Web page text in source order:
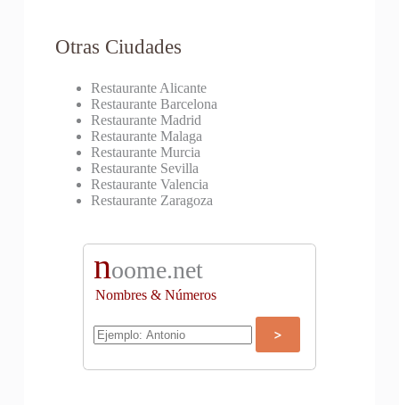
Otras Ciudades
Restaurante Alicante
Restaurante Barcelona
Restaurante Madrid
Restaurante Malaga
Restaurante Murcia
Restaurante Sevilla
Restaurante Valencia
Restaurante Zaragoza
noome.net
Nombres & Números